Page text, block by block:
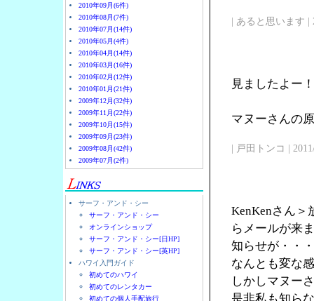
2010年09月(6件)
2010年08月(7件)
2010年07月(14件)
2010年05月(4件)
2010年04月(14件)
2010年03月(16件)
2010年02月(12件)
2010年01月(21件)
2009年12月(32件)
2009年11月(22件)
2009年10月(15件)
2009年09月(23件)
2009年08月(42件)
2009年07月(2件)
サーフ・アンド・シー
サーフ・アンド・シー
オンラインショップ
サーフ・アンド・シー[日HP]
サーフ・アンド・シー[英HP]
ハワイ入門ガイド
初めてのハワイ
初めてのレンタカー
初めての個人手配旅行
| あると思います |
見ましたよー！
マヌーさんの
| 戸田トンコ |
KenKenさん＞
らメールが来
知らせが・・・
なんとも変な
しかしマヌー